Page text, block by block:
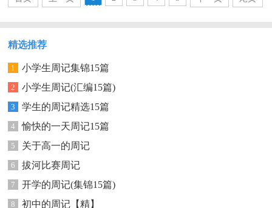
精选推荐
1 小学生周记集锦15篇
2 小学生周记(汇编15篇)
3 学生的周记精选15篇
4 愉快的一天周记15篇
5 关于高一的周记
6 拔河比赛周记
7 开学的周记(集锦15篇)
8 初中的周记【精】